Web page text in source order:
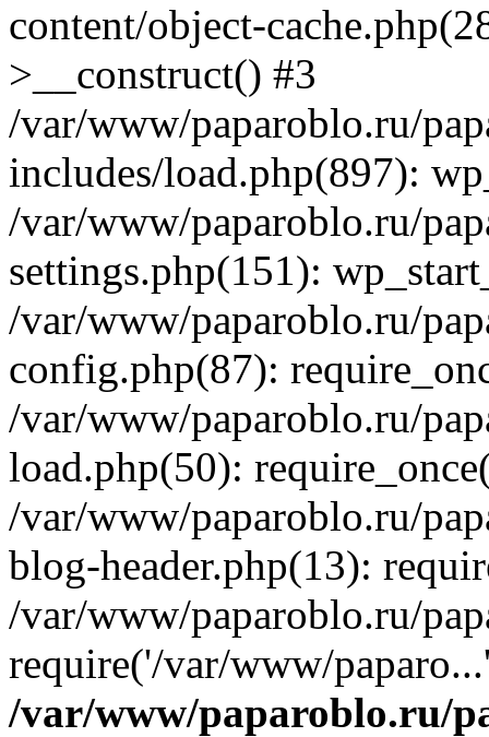
content/object-
>__construct() #3
/var/www/paparoblo.ru/
includes/load.php(897):
/var/www/paparoblo.ru/
settings.php(151):
/var/www/paparoblo.ru/
config.php(87):
/var/www/paparoblo.ru/
load.php(50):
/var/www/paparoblo.ru/
blog-header.php(13):
/var/www/paparoblo.ru/
require('/var/www/
/var/www/paparoblo.ru/